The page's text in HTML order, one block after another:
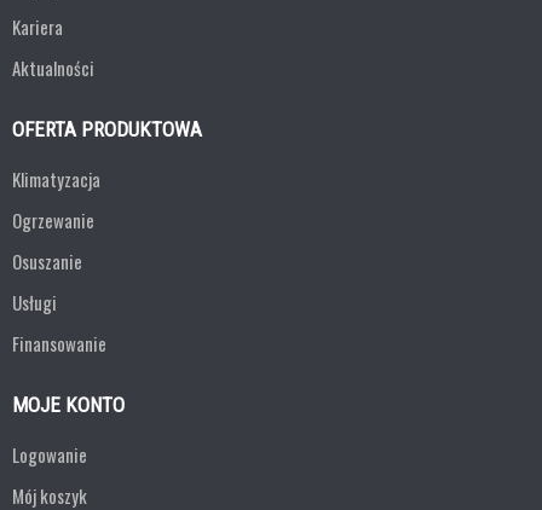
Kariera
Aktualności
OFERTA PRODUKTOWA
Klimatyzacja
Ogrzewanie
Osuszanie
Usługi
Finansowanie
MOJE KONTO
Logowanie
Mój koszyk